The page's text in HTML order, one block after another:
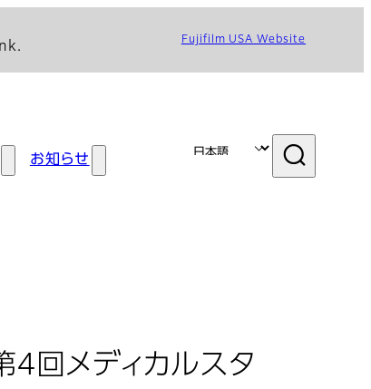
Fujifilm USA Website
お知らせ
4回メディカルスタ